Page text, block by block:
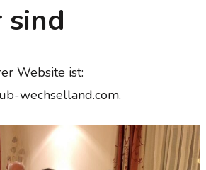
Website ist:
wechselland.com.